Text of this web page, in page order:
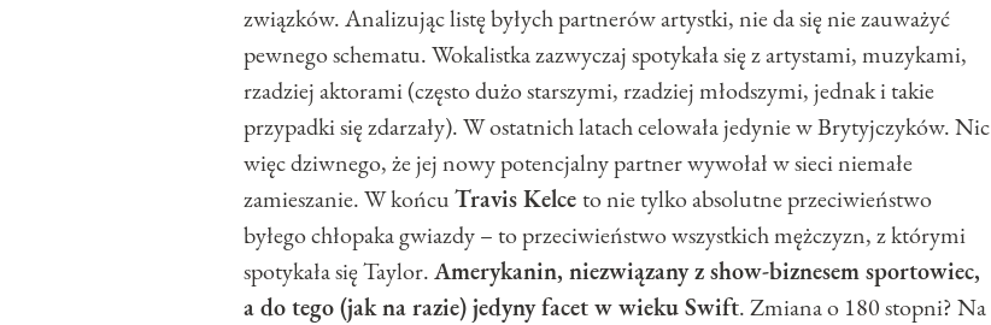
związków. Analizując listę byłych partnerów artystki, nie da się nie zauważyć
pewnego schematu. Wokalistka zazwyczaj spotykała się z artystami, muzykami,
rzadziej aktorami (często dużo starszymi, rzadziej młodszymi, jednak i takie
przypadki się zdarzały). W ostatnich latach celowała jedynie w Brytyjczyków. Nic
więc dziwnego, że jej nowy potencjalny partner wywołał w sieci niemałe
zamieszanie. W końcuTravis Kelceto nie tylko absolutne przeciwieństwo
byłego chłopaka gwiazdy – to przeciwieństwo wszystkich mężczyzn, z którymi
spotykała się Taylor.Amerykanin, niezwiązany z show-biznesem sportowiec,
a do tego (jak na razie) jedyny facet w wieku Swift. Zmiana o 180 stopni? Na